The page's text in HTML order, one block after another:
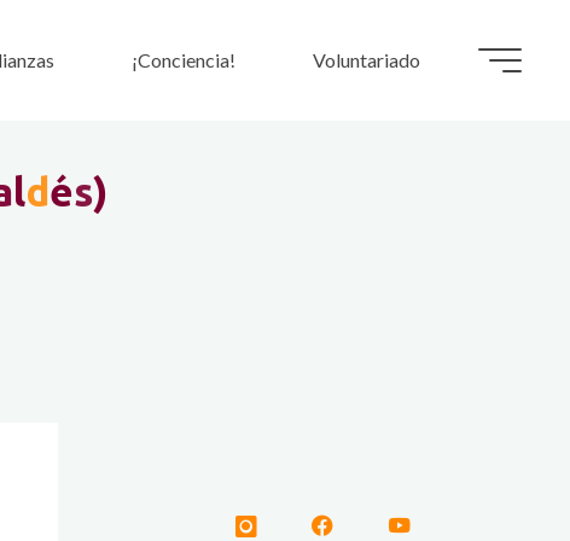
¡Conciencia! Voluntariado
ldés)